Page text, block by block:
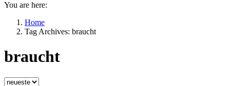
You are here:
Home
Tag Archives: braucht
braucht